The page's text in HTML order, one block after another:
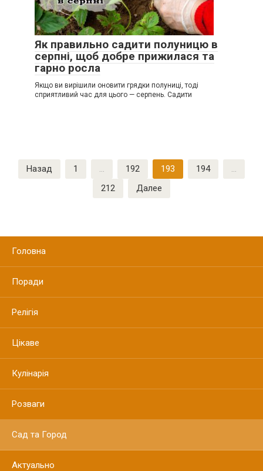
Як правильно садити полуницю в
серпні, щоб добре прижилася та
гарно росла
Якщо ви вирішили оновити грядки полуниці, тоді
сприятливий час для цього — серпень. Садити
Пагинация
записей
Назад 1 … 192 193 194
…
212
Далее
Головна
Поради
Релігія
Цікаве
Кулінарія
Розваги
Сад та Город
Актуально